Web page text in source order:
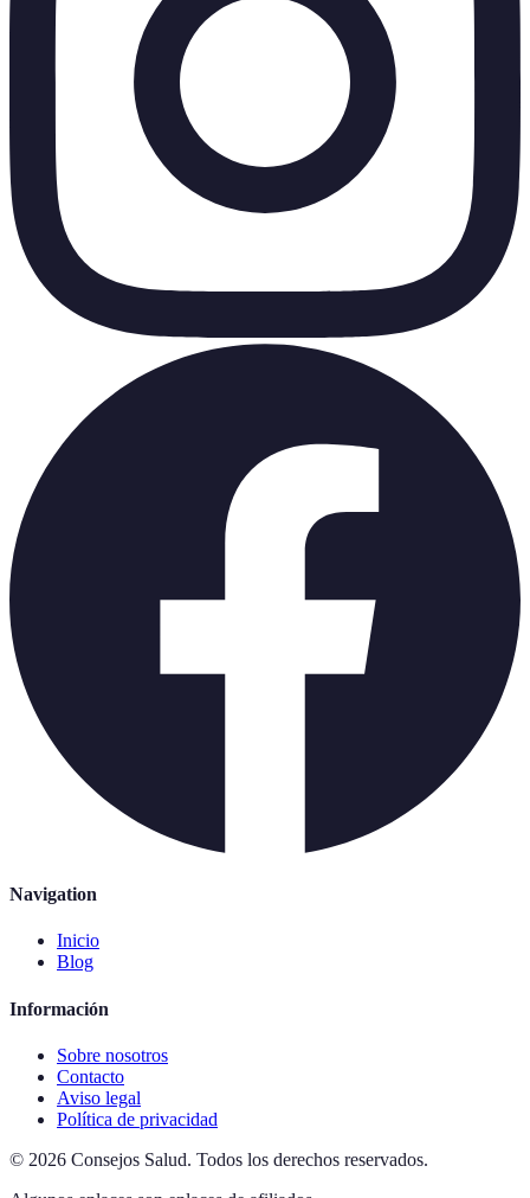
Navigation
Inicio
Blog
Información
Sobre nosotros
Contacto
Aviso legal
Política de privacidad
© 2026 Consejos Salud. Todos los derechos reservados.